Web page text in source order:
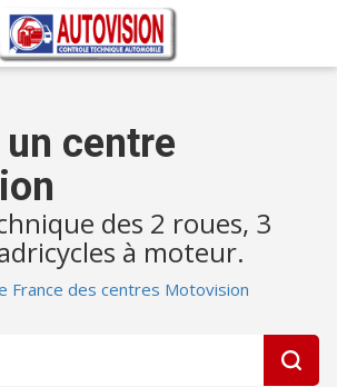
cookies
centre
des 2 roues, 3
à moteur.
France des centres Motovision